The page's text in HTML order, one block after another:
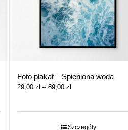
Foto plakat – Spieniona woda
29,00 zł – 89,00 złZakres
29,00 zł
do
Szczegóły